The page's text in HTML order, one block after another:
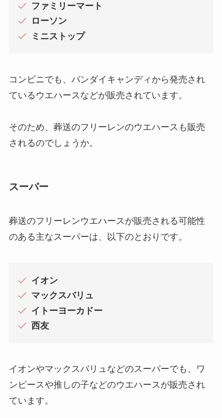
ファミリーマート
ローソン
ミニストップ
コンビニでも、バンダイキャンディから発売され
ているウエハースなどが販売されています。
そのため、葬送のフリーレンのウエハースも販売
されるのでしょうか。
スーパー
葬送のフリーレンウエハースが販売される可能性
のある主なスーパーは、以下のとおりです。
イオン
マックスバリュ
イトーヨーカドー
西友
イオンやマックスバリュなどのスーパーでも、ワ
ンピースや推しの子などのウエハースが販売され
ています。